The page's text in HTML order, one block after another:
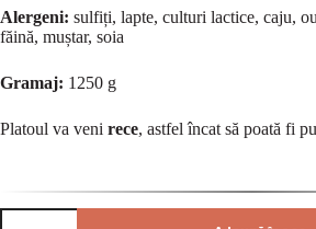
Alergeni: sulfiți, lapte, culturi lactice, caju,
făină, muștar, soia
Gramaj: 1250 g
Platoul va veni rece, astfel încat să poată fi